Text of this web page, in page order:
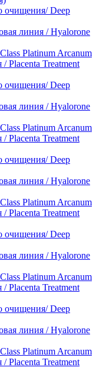
очищения/ Deep
линия / Hyalorone
Platinum Arcanum
Placenta Treatment
очищения/ Deep
линия / Hyalorone
Platinum Arcanum
Placenta Treatment
очищения/ Deep
линия / Hyalorone
Platinum Arcanum
Placenta Treatment
очищения/ Deep
линия / Hyalorone
Platinum Arcanum
Placenta Treatment
очищения/ Deep
линия / Hyalorone
Platinum Arcanum
Placenta Treatment